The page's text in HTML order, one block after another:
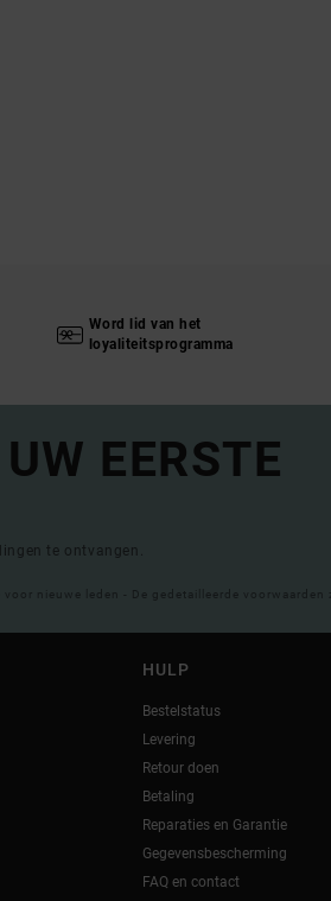
Word lid van het
loyaliteitsprogramma
EERSTE
te ontvangen.
nieuwe leden - De gedetailleerde voorwaarden
HULP
Bestelstatus
Levering
Retour doen
Betaling
Reparaties en Garantie
Gegevensbescherming
FAQ en contact